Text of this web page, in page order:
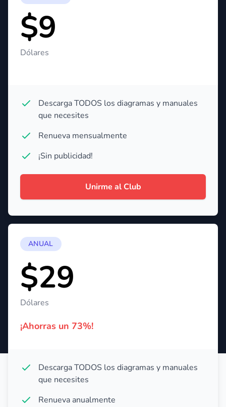
$9
Dólares
Descarga TODOS los diagramas y manuales
que necesites
Renueva mensualmente
¡Sin publicidad!
Unirme al Club
ANUAL
$29
Dólares
¡Ahorras un 73%!
Descarga TODOS los diagramas y manuales
que necesites
Renueva anualmente